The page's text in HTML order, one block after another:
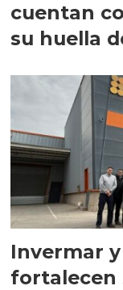
cuentan
su huella
Invermar
fortalecen